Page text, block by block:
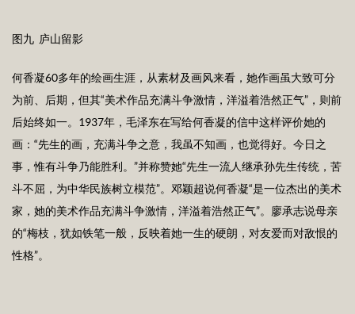
图九 庐山留影
何香凝60多年的绘画生涯，从素材及画风来看，她作画虽大致可分
为前、后期，但其“美术作品充满斗争激情，洋溢着浩然正气”，则前
后始终如一。1937年，毛泽东在写给何香凝的信中这样评价她的
画：“先生的画，充满斗争之意，我虽不知画，也觉得好。今日之
事，惟有斗争乃能胜利。”并称赞她“先生一流人继承孙先生传统，苦
斗不屈，为中华民族树立模范”。邓颖超说何香凝“是一位杰出的美术
家，她的美术作品充满斗争激情，洋溢着浩然正气”。廖承志说母亲
的“梅枝，犹如铁笔一般，反映着她一生的硬朗，对友爱而对敌恨的
性格”。